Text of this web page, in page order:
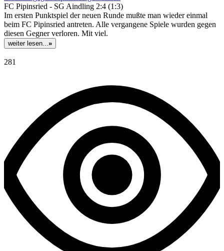
FC Pipinsried - SG Aindling 2:4 (1:3)
Im ersten Punktspiel der neuen Runde mußte man wieder einmal
beim FC Pipinsried antreten. Alle vergangene Spiele wurden gegen
diesen Gegner verloren. Mit viel.
weiter lesen...»
281